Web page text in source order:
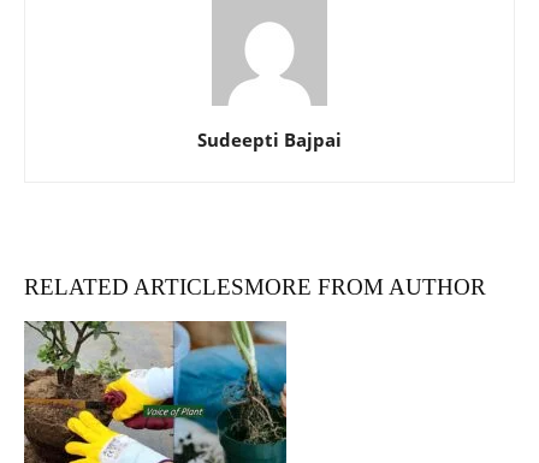
Sudeepti Bajpai
RELATED ARTICLESMORE FROM AUTHOR